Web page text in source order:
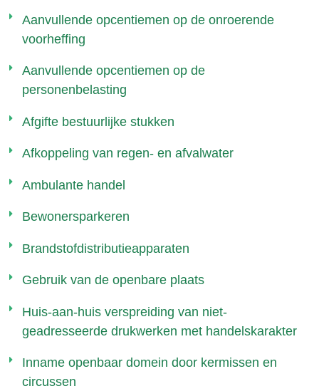
Aanvullende opcentiemen op de onroerende
voorheffing
Aanvullende opcentiemen op de
personenbelasting
Afgifte bestuurlijke stukken
Afkoppeling van regen- en afvalwater
Ambulante handel
Bewonersparkeren
Brandstofdistributieapparaten
Gebruik van de openbare plaats
Huis-aan-huis verspreiding van niet-
geadresseerde drukwerken met handelskarakter
Inname openbaar domein door kermissen en
circussen